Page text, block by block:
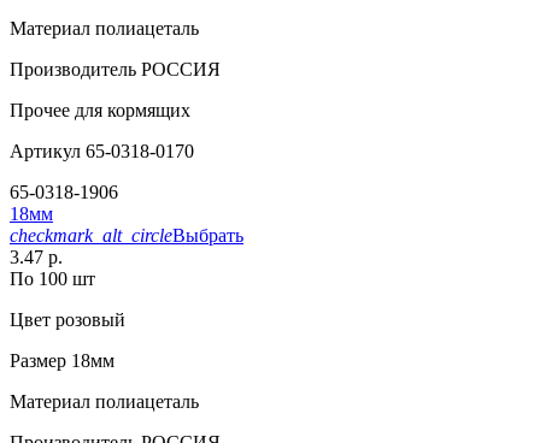
Материал полиацеталь
Производитель РОССИЯ
Прочее для кормящих
Артикул 65-0318-0170
65-0318-1906
18мм
checkmark_alt_circleВыбрать
3.47 р.
По 100 шт
Цвет розовый
Размер 18мм
Материал полиацеталь